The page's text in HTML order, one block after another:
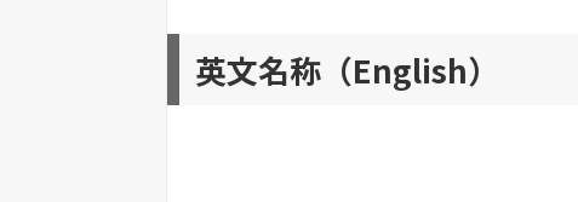
英文名称（English）